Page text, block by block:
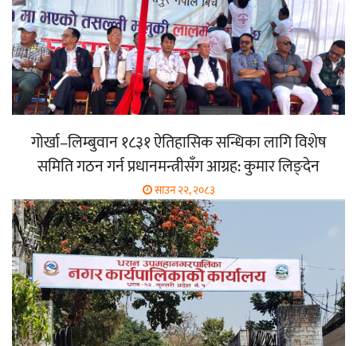
गोर्खा–लिम्बुवान १८३१ ऐतिहासिक सन्धिका लागि विशेष
समिति गठन गर्न प्रधानमन्त्रीसँग आग्रह: कुमार लिङ्देन
साउन २२, २०८३